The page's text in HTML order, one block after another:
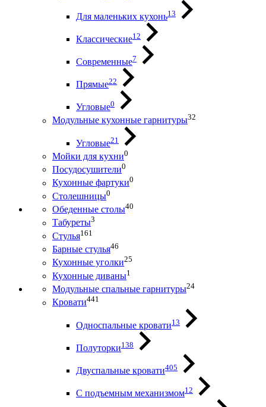
Для маленьких кухонь13
Классические12
Современные7
Прямые22
Угловые0
Модульные кухонные гарнитуры32
Угловые21
Мойки для кухни0
Посудосушители0
Кухонные фартуки0
Столешницы0
Обеденные столы40
Табуреты3
Стулья161
Барные стулья46
Кухонные уголки25
Кухонные диваны1
Модульные спальные гарнитуры24
Кровати441
Односпальные кровати13
Полуторки138
Двуспальные кровати405
С подъемным механизмом12